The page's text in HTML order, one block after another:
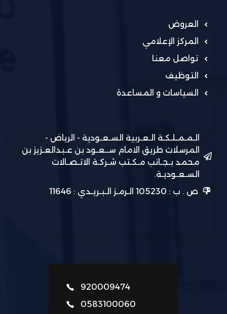
العروض
المركز الإعلامي
تواصل معنا
التوظيف
السياسات و المساعدة
الـمـمـلـكـة الـعـربية السـعـودية - الرياض -
المرسلات طريق الامام ســعـود بن عـبدالعـزيز بن
محمد بـجـانب مـكـتب شـركـة الاتـصـالات
السـعـوديـة.
ص . ب : 105230 الـرمـز الـبـريـدي : 11646
920009474
0583100060